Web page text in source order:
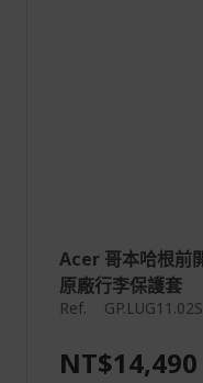
Acer 哥本哈根前
原廠行李保護套
Ref. GP.LUG11.02S
NT$14,490